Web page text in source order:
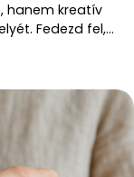
hanem kreatív
Fedezd fel,…